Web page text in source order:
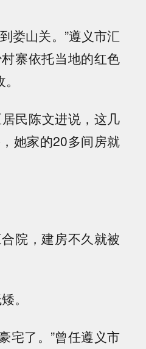
娄山关。”遵义市汇
寨依托当地的红色
民陈文进说，这几
她家的20多间房就
院，建房不久就被
。
宅了。”曾任遵义市